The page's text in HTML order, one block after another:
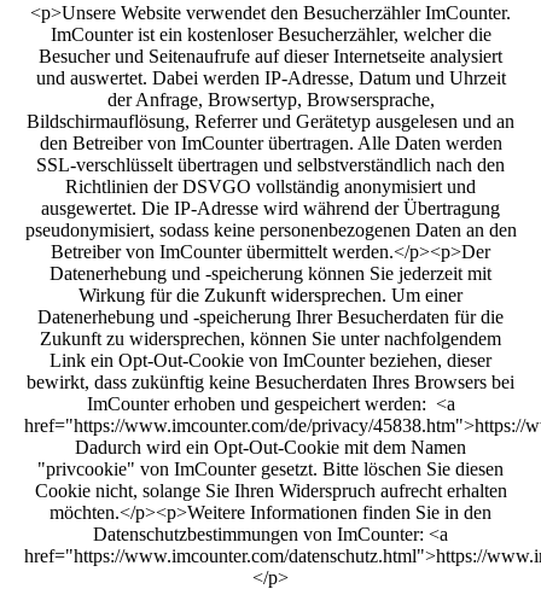
<p>Unsere Website verwendet den Besucherzähler ImCounter.
ImCounter ist ein kostenloser Besucherzähler, welcher die
Besucher und Seitenaufrufe auf dieser Internetseite analysiert
und auswertet. Dabei werden IP-Adresse, Datum und Uhrzeit
der Anfrage, Browsertyp, Browsersprache,
Bildschirmauflösung, Referrer und Gerätetyp ausgelesen und an
den Betreiber von ImCounter übertragen. Alle Daten werden
SSL-verschlüsselt übertragen und selbstverständlich nach den
Richtlinien der DSVGO vollständig anonymisiert und
ausgewertet. Die IP-Adresse wird während der Übertragung
pseudonymisiert, sodass keine personenbezogenen Daten an den
Betreiber von ImCounter übermittelt werden.</p><p>Der
Datenerhebung und -speicherung können Sie jederzeit mit
Wirkung für die Zukunft widersprechen. Um einer
Datenerhebung und -speicherung Ihrer Besucherdaten für die
Zukunft zu widersprechen, können Sie unter nachfolgendem
Link ein Opt-Out-Cookie von ImCounter beziehen, dieser
bewirkt, dass zukünftig keine Besucherdaten Ihres Browsers bei
ImCounter erhoben und gespeichert werden: <a
href="https://www.imcounter.com/de/privacy/45838.htm">https://
Dadurch wird ein Opt-Out-Cookie mit dem Namen
"privcookie" von ImCounter gesetzt. Bitte löschen Sie diesen
Cookie nicht, solange Sie Ihren Widerspruch aufrecht erhalten
möchten.</p><p>Weitere Informationen finden Sie in den
Datenschutzbestimmungen von ImCounter: <a
href="https://www.imcounter.com/datenschutz.html">https://
</p>